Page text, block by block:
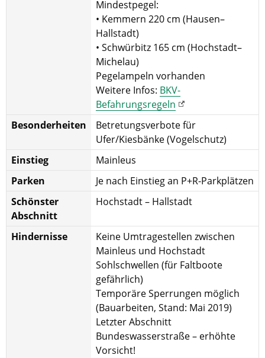
Mindestpegel:
• Kemmern 220 cm (Hausen–
Hallstadt)
• Schwürbitz 165 cm (Hochstadt–
Michelau)
Pegelampeln vorhanden
Weitere Infos: BKV-
Befahrungsregeln
Besonderheiten
Betretungsverbote für
Ufer/Kiesbänke (Vogelschutz)
Einstieg
Mainleus
Parken
Je nach Einstieg an P+R-Parkplätzen
Schönster
Abschnitt
Hochstadt – Hallstadt
Hindernisse
Keine Umtragestellen zwischen
Mainleus und Hochstadt
Sohlschwellen (für Faltboote
gefährlich)
Temporäre Sperrungen möglich
(Bauarbeiten, Stand: Mai 2019)
Letzter Abschnitt
Bundeswasserstraße – erhöhte
Vorsicht!